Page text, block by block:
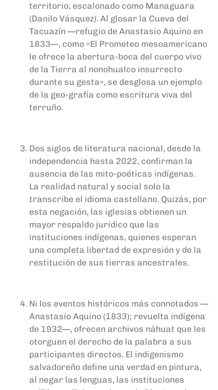
territorio, escalonado como Managuara
(Danilo Vásquez). Al glosar la Cueva del
Tacuazín —refugio de Anastasio Aquino en
1833—, como «El Prometeo mesoamericano
le ofrece la abertura-boca del cuerpo vivo
de la Tierra al nonohualco insurrecto
durante su gesta», se desglosa un ejemplo
de la geo-grafía como escritura viva del
terruño.
Dos siglos de literatura nacional, desde la
independencia hasta 2022, confirman la
ausencia de las mito-poéticas indígenas.
La realidad natural y social solo la
transcribe el idioma castellano. Quizás, por
esta negación, las iglesias obtienen un
mayor respaldo jurídico que las
instituciones indígenas, quienes esperan
una completa libertad de expresión y de la
restitución de sus tierras ancestrales.
Ni los eventos históricos más connotados —
Anastasio Aquino (1833); revuelta indígena
de 1932—, ofrecen archivos náhuat que les
otorguen el derecho de la palabra a sus
participantes directos. El indigenismo
salvadoreño define una verdad en pintura,
al negar las lenguas, las instituciones